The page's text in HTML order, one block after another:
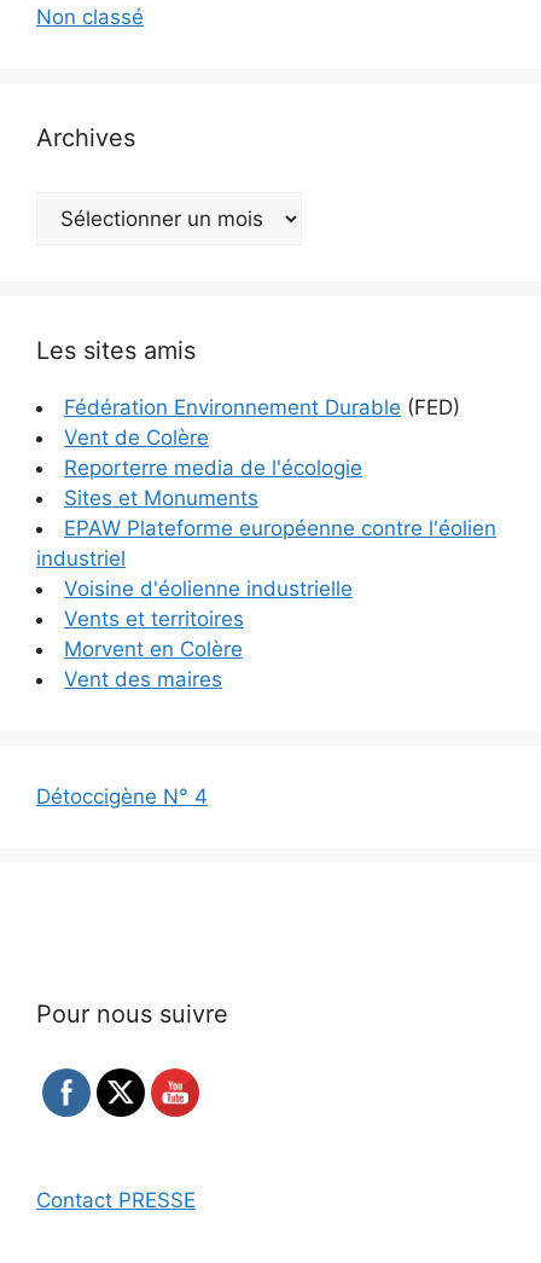
Non classé
Archives
Archives
Les sites amis
Fédération Environnement Durable (FED)
Vent de Colère
Reporterre media de l'écologie
Sites et Monuments
EPAW Plateforme européenne contre l'éolien
industriel
Voisine d'éolienne industrielle
Vents et territoires
Morvent en Colère
Vent des maires
Détoccigène N° 4
Pour nous suivre
Contact PRESSE